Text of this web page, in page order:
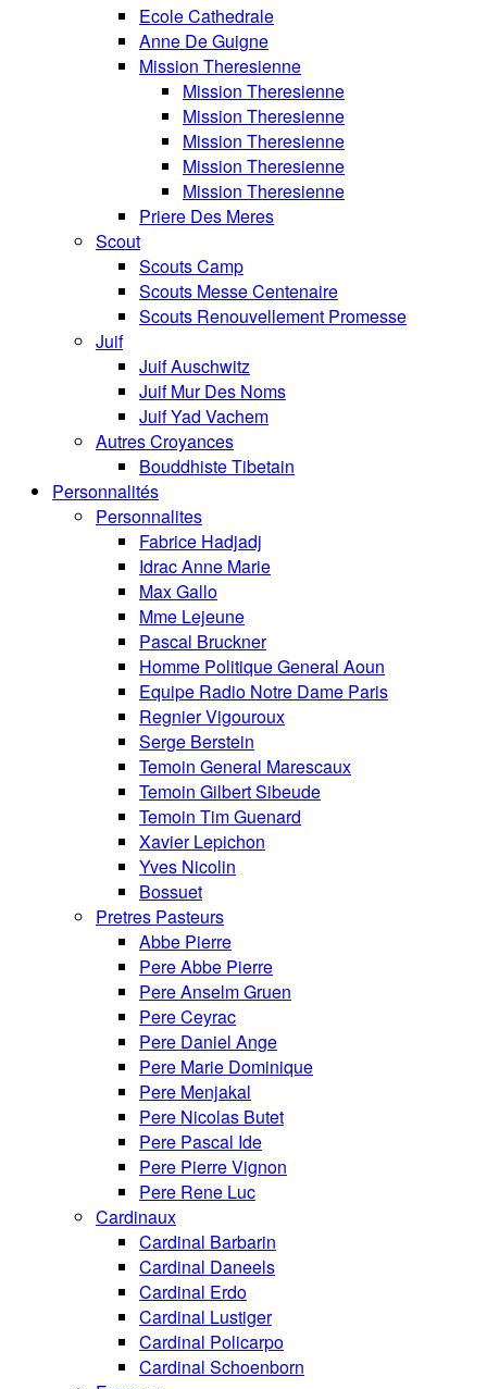
Ecole Cathedrale
Anne De Guigne
Mission Theresienne
Mission Theresienne
Mission Theresienne
Mission Theresienne
Mission Theresienne
Mission Theresienne
Priere Des Meres
Scout
Scouts Camp
Scouts Messe Centenaire
Scouts Renouvellement Promesse
Juif
Juif Auschwitz
Juif Mur Des Noms
Juif Yad Vachem
Autres Croyances
Bouddhiste Tibetain
Personnalités
Personnalites
Fabrice Hadjadj
Idrac Anne Marie
Max Gallo
Mme Lejeune
Pascal Bruckner
Homme Politique General Aoun
Equipe Radio Notre Dame Paris
Regnier Vigouroux
Serge Berstein
Temoin General Marescaux
Temoin Gilbert Sibeude
Temoin Tim Guenard
Xavier Lepichon
Yves Nicolin
Bossuet
Pretres Pasteurs
Abbe Pierre
Pere Abbe Pierre
Pere Anselm Gruen
Pere Ceyrac
Pere Daniel Ange
Pere Marie Dominique
Pere Menjakal
Pere Nicolas Butet
Pere Pascal Ide
Pere Pierre Vignon
Pere Rene Luc
Cardinaux
Cardinal Barbarin
Cardinal Daneels
Cardinal Erdo
Cardinal Lustiger
Cardinal Policarpo
Cardinal Schoenborn